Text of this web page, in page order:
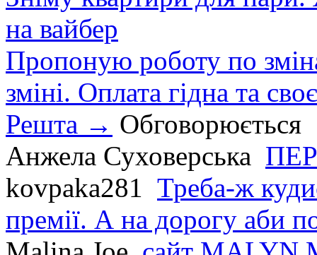
на вайбер
Пропоную роботу по
зміні. Оплата гідна та
Решта → Обговорюється
Анжела Суховерська
kovpaka281 Треба-ж
премії. А на дорогу аби